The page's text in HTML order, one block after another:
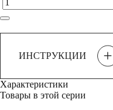
ИНСТРУКЦИИ +
Характеристики
Товары в этой серии